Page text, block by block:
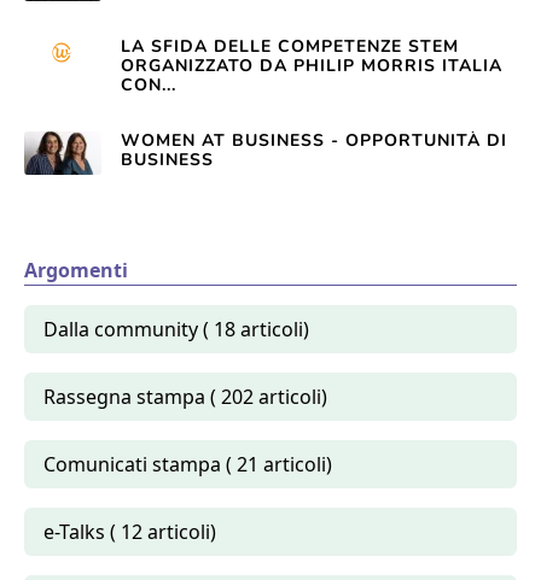
LA SFIDA DELLE COMPETENZE STEM
ORGANIZZATO DA PHILIP MORRIS ITALIA
CON...
WOMEN AT BUSINESS - OPPORTUNITÀ DI
BUSINESS
Argomenti
Dalla community ( 18 articoli)
Rassegna stampa ( 202 articoli)
Comunicati stampa ( 21 articoli)
e-Talks ( 12 articoli)